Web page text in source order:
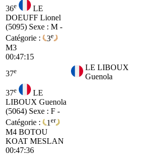
36e
LE
DOEUFF Lionel
(5095) Sexe : M -
Catégorie :
3e
M3
00:47:15
37e
LE LIBOUX
Guenola
37e
LE
LIBOUX Guenola
(5064) Sexe : F -
Catégorie :
1 er
M4 BOTOU
KOAT MESLAN
00:47:36